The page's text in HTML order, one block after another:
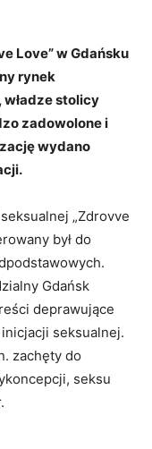
Love” w Gdańsku
rynek
stolicy
zadowolone i
wydano
„Zdrovve
był do
Gdańsk
deprawujące
seksualnej.
zachęty do
seksu